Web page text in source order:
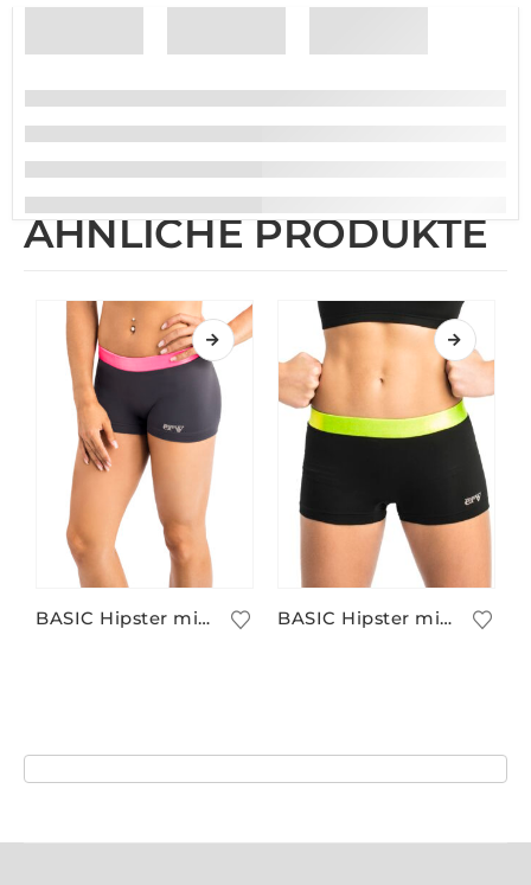
ÄHNLICHE PRODUKTE
BASIC Hipster mit Kontrastbund/17 BASIC Hipster mit Kontrastbund/10